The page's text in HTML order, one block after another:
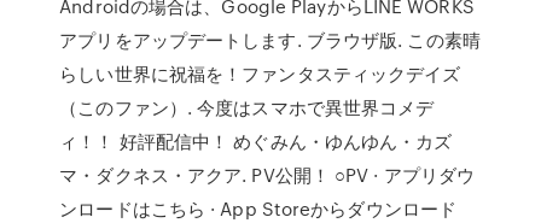
Androidの場合は、Google PlayからLINE WORKS
アプリをアップデートします. ブラウザ版. この素晴
らしい世界に祝福を！ファンタスティックデイズ
（このファン）. 今度はスマホで異世界コメデ
ィ！！ 好評配信中！ めぐみん・ゆんゆん・カズ
マ・ダクネス・アクア. PV公開！ ○PV · アプリダウ
ンロードはこちら · App Storeからダウンロード